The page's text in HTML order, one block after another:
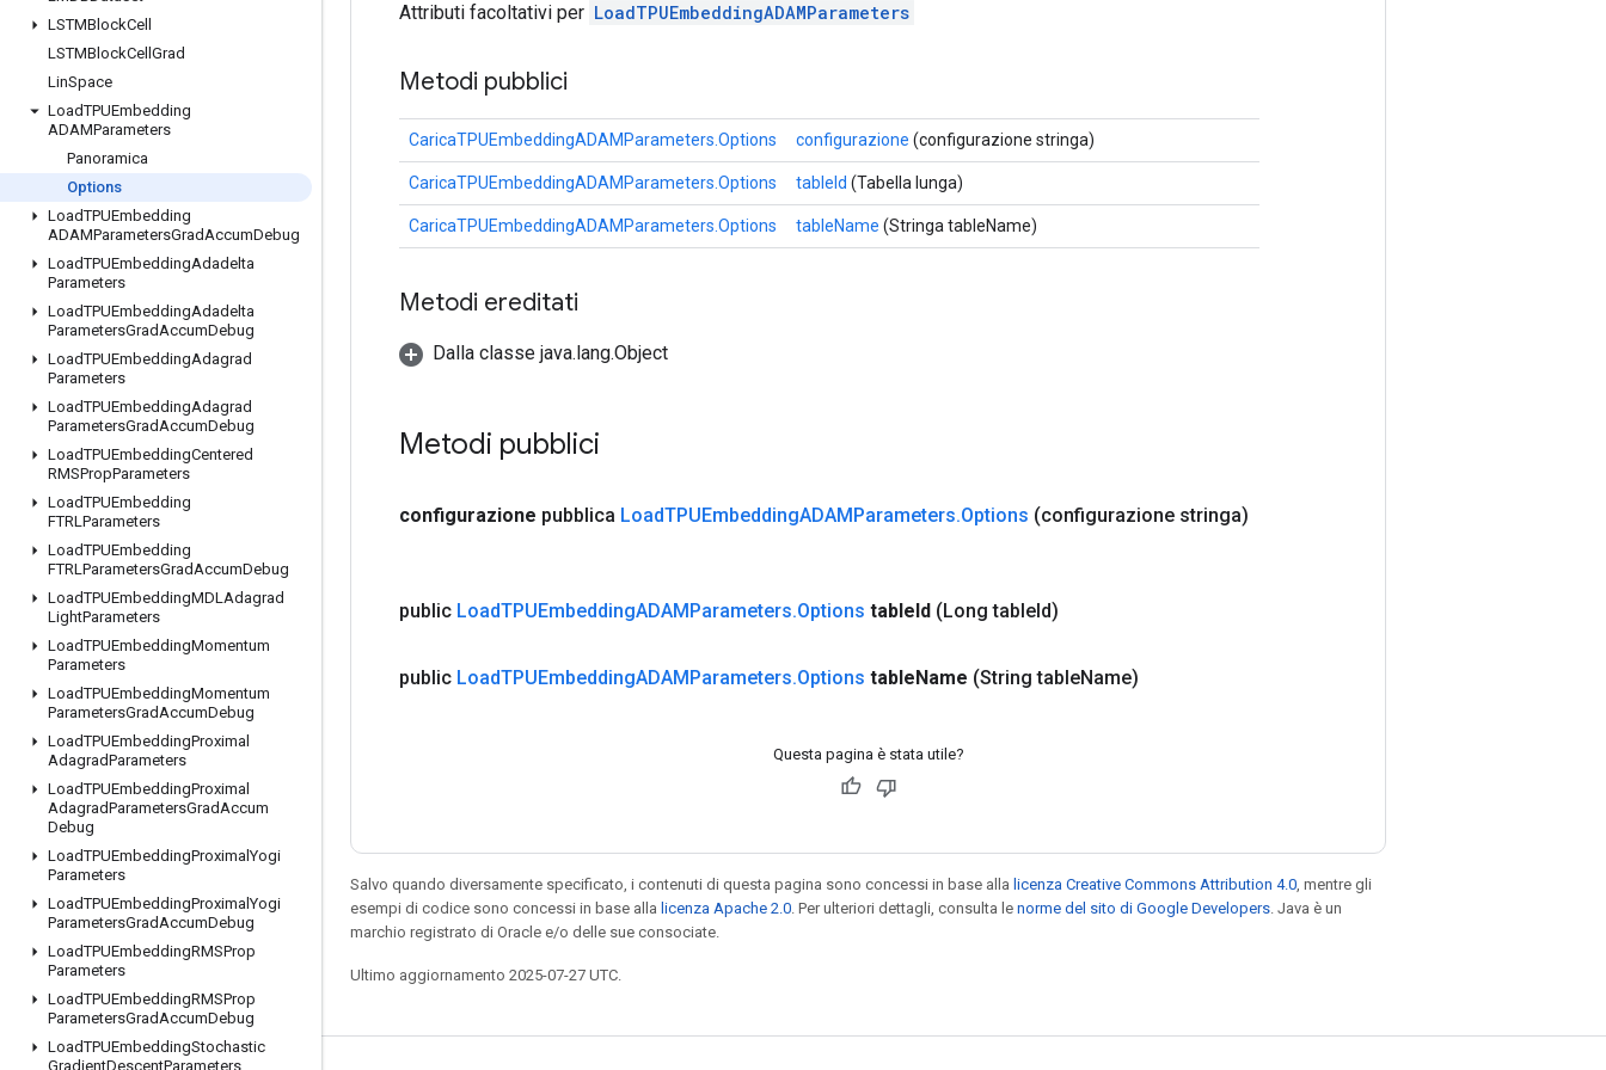
LSTMBlockCell
LSTMBlockCell Grad
LinSpace
LoadTPUEmbedding
ADAMParameters
Panoramica
Options
LoadTPUEmbedding
ADAMParametersGradAccumDebug
LoadTPUEmbeddingAdadelta
Parameters
LoadTPUEmbeddingAdadelta
ParametersGradAccumDebug
LoadTPUEmbeddingAdagrad
Parameters
LoadTPUEmbeddingAdagrad
ParametersGradAccumDebug
LoadTPUEmbeddingCentered
RMSPropParameters
LoadTPUEmbedding
FTRLParameters
LoadTPUEmbedding
FTRLParametersGradAccumDebug
LoadTPUEmbeddingMDLAdagrad
LightParameters
LoadTPUEmbeddingMomentum
Parameters
LoadTPUEmbeddingMomentum
ParametersGradAccumDebug
LoadTPUEmbeddingProximal
AdagradParameters
LoadTPUEmbeddingProximal
AdagradParametersGradAccum
Debug
LoadTPUEmbeddingProximalYogi
Parameters
LoadTPUEmbeddingProximalYogi
ParametersGradAccumDebug
LoadTPUEmbeddingRMSProp
Parameters
LoadTPUEmbeddingRMSProp
ParametersGradAccumDebug
LoadTPUEmbeddingStochastic
GradientDescentParameters
Attributi facoltativi per LoadTPUEmbeddingADAMParameters
Metodi pubblici
CaricaTPUEmbeddingADAMParameters.Options configurazione (configurazione stringa)
CaricaTPUEmbeddingADAMParameters.Options tableId (Tabella lunga)
CaricaTPUEmbeddingADAMParameters.Options tableName (Stringa tableName)
Metodi ereditati
Dalla classe java.lang.Object
Metodi pubblici
configurazione pubblica LoadTPUEmbeddingADAMParameters.Options (configurazione stringa)
public LoadTPUEmbeddingADAMParameters.Options tableId (Long tableId)
public LoadTPUEmbeddingADAMParameters.Options tableName (String tableName)
Questa pagina è stata utile?
Salvo quando diversamente specificato, i contenuti di questa pagina sono concessi in base alla licenza Creative Commons Attribution 4.0 , mentre gli
esempi di codice sono concessi in base alla licenza Apache 2.0 . Per ulteriori dettagli, consulta le norme del sito di Google Developers . Java è un
marchio registrato di Oracle e/o delle sue consociate.
Ultimo aggiornamento 2025-07-27 UTC.